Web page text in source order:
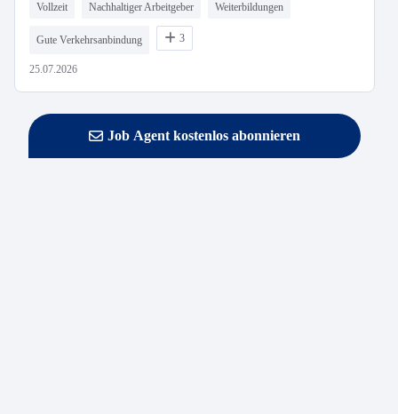
Vollzeit Nachhaltiger Arbeitgeber Weiterbildungen
Gute Verkehrsanbindung 3
25.07.2026
Job Agent kostenlos abonnieren